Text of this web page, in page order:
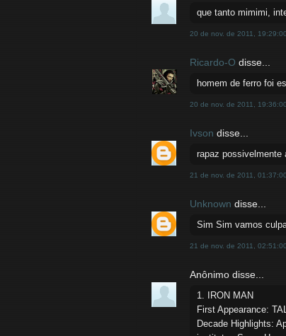
que tanto mimimi,
20 de nov. de 2011, 19:29:00
Ricardo-O disse...
homem de ferro foi
20 de nov. de 2011, 19:36:00
Ivson disse...
rapaz possivelmente
21 de nov. de 2011, 01:37:00
Unknown disse...
Sim Sim vamos
21 de nov. de 2011, 02:51:00
Anônimo disse...
1. IRON MAN
First Appearance:
Decade Highlights: